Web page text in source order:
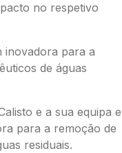
no respetivo
inovadora para a
de águas
e a sua equipa e
para a remoção de
residuais.